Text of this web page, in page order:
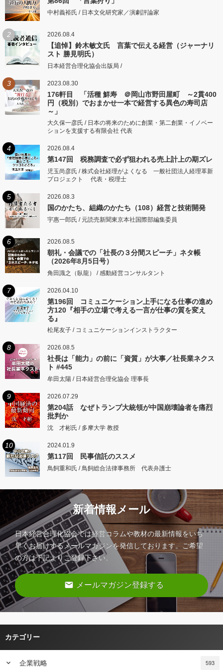
中村義裕氏 / 日本文化研究家／演劇評論家
2 2026.08.4
【追悼】鈴木敏文氏 言葉で伝える経営（ジャーナリ
スト 勝見明氏）
日本経営合理化協会出版局 /
3 2023.08.30
176軒目 「活種 鮮寿 ＠岡山市野田屋町 ～2貫400
円（税別）でおまかせ一本で経営する異色の寿司店
～」
大久保一彦氏 / 日本の将来のために創業・第二創業・イノベー
ションを支援する有限会社 代表
4 2026.08.4
第147回 税務調査で必ず狙われる売上計上の期ズレ
児玉尚彦氏 / 株式会社経理がよくなる 一般社団法人経理革新
プロジェクト 代表・税理士
5 2026.08.3
国のかたち、組織のかたち（108）経営と技術開発
宇惠一郎氏 / 元読売新聞東京本社国際部編集委員
6 2026.08.5
朝礼・会議での「社長の３分間スピーチ」ネタ帳
（2026年8月5日号）
角田識之（臥龍） / 感動経営コンサルタント
7 2026.04.10
第196回 コミュニケーション上手になる仕事の進め
方120『相手の立場で考える一言が仕事の質を変え
る』
松尾友子 / コミュニケーションインストラクター
8 2026.08.5
社長は「能力」の前に「資質」が大事／社長業ネクス
ト #445
牟田太陽 / 日本経営合理化協会 理事長
9 2026.07.29
第204話 なぜトランプ大統領が中国崩壊論者を痛烈
批判か
沈 才彬氏 / 多摩大学 教授
10 2024.01.9
第117回 民事信託のススメ
鳥飼重和氏 / 鳥飼総合法律事務所 代表弁護士
新着情報メール
日本経営合理化協会では経営コラムや教材の最新情報をいち
早くお届けするメールマガジンを発信しております。ご希望
の方は下記よりご登録下さい。
email メールマガジン登録する
カテゴリー
keyboard_arrow_down 企業戦略 593